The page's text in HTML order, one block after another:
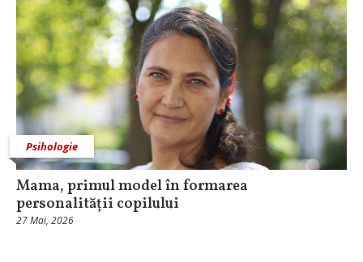
Psihologie
Mama, primul model în formarea
personalității copilului
27 Mai, 2026